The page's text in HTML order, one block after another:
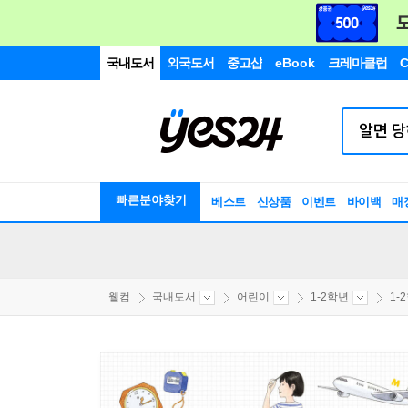
국내도서 외국도서 중고샵 eBook 크레마클럽
빠른분야찾기 베스트 신상품 이벤트 바이백 매
웰컴 국내도서 어린이 1-2학년 1-